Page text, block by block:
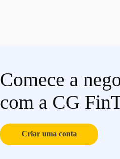
Comece a
com a CG
Criar uma conta